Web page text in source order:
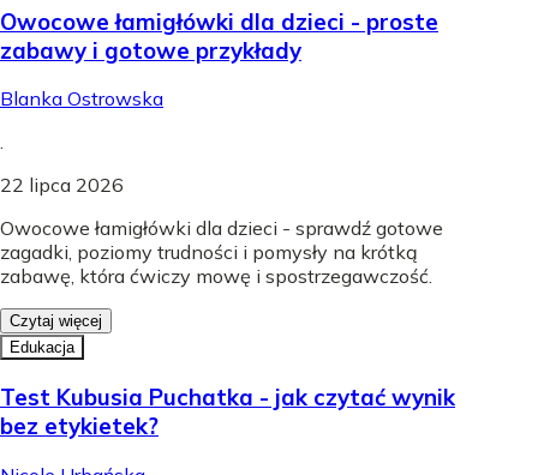
Owocowe łamigłówki dla dzieci - proste
zabawy i gotowe przykłady
Blanka Ostrowska
.
22 lipca 2026
Owocowe łamigłówki dla dzieci - sprawdź gotowe
zagadki, poziomy trudności i pomysły na krótką
zabawę, która ćwiczy mowę i spostrzegawczość.
Czytaj więcej
Edukacja
Test Kubusia Puchatka - jak czytać wynik
bez etykietek?